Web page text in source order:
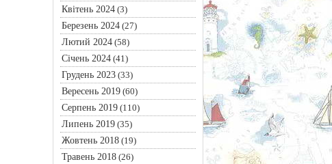
Квітень 2024(3)
Березень 2024(27)
Лютий 2024(58)
Січень 2024(41)
Грудень 2023(33)
Вересень 2019(60)
Серпень 2019(110)
Липень 2019(35)
Жовтень 2018(19)
Травень 2018(26)